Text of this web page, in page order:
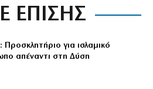
ΕΠΙΣΗΣ
Προσκλητήριο για ισλαμικό
απέναντι στη Δύση